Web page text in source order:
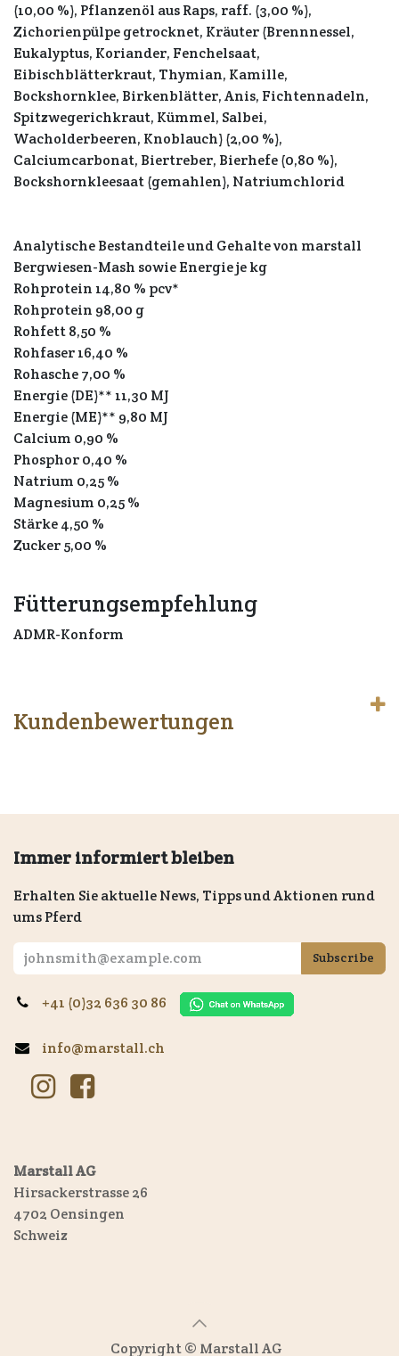
(10,00 %), Pflanzenöl aus Raps, raff. (3,00 %),
Zichorienpülpe getrocknet, Kräuter (Brennnessel,
Eukalyptus, Koriander, Fenchelsaat,
Eibischblätterkraut, Thymian, Kamille,
Bockshornklee, Birkenblätter, Anis, Fichtennadeln,
Spitzwegerichkraut, Kümmel, Salbei,
Wacholderbeeren, Knoblauch) (2,00 %),
Calciumcarbonat, Biertreber, Bierhefe (0,80 %),
Bockshornkleesaat (gemahlen), Natriumchlorid
Analytische Bestandteile und Gehalte von marstall
Bergwiesen-Mash sowie Energie je kg
Rohprotein 14,80 % pcv*
Rohprotein 98,00 g
Rohfett 8,50 %
Rohfaser 16,40 %
Rohasche 7,00 %
Energie (DE)** 11,30 MJ
Energie (ME)** 9,80 MJ
Calcium 0,90 %
Phosphor 0,40 %
Natrium 0,25 %
Magnesium 0,25 %
Stärke 4,50 %
Zucker 5,00 %
Fütterungsempfehlung
ADMR-Konform
Kundenbewertungen
Immer informiert bleiben
Erhalten Sie aktuelle News, Tipps und Aktionen rund
ums Pferd
Subscribe
+41 (0)32 636 30 86
info@marstall.ch
Marstall AG
Hirsackerstrasse 26
4702 Oensingen
Schweiz
Copyright © Marstall AG